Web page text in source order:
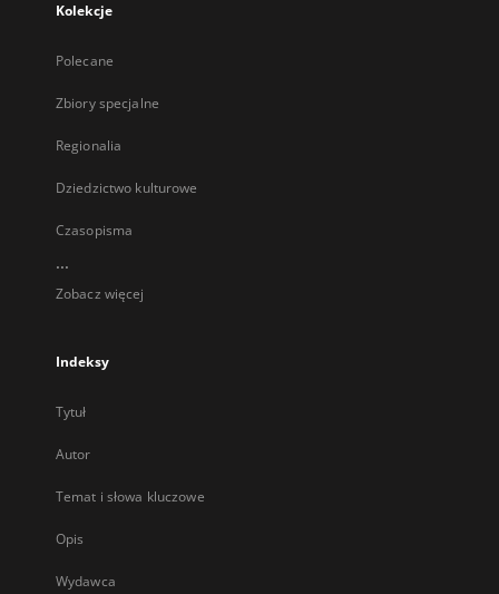
Kolekcje
Polecane
Zbiory specjalne
Regionalia
Dziedzictwo kulturowe
Czasopisma
...
Zobacz więcej
Indeksy
Tytuł
Autor
Temat i słowa kluczowe
Opis
Wydawca